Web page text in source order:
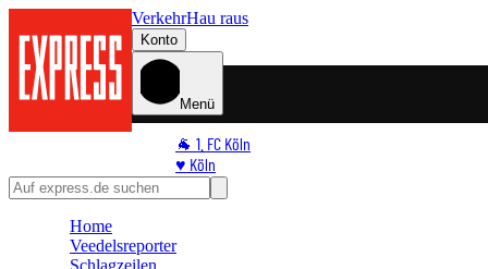
VerkehrHau raus
Konto
Menü
🐐 1. FC Köln
♥️ Köln
⭐ Promi
🛒 Shoppingwelt
Home
Veedelsreporter
Schlagzeilen